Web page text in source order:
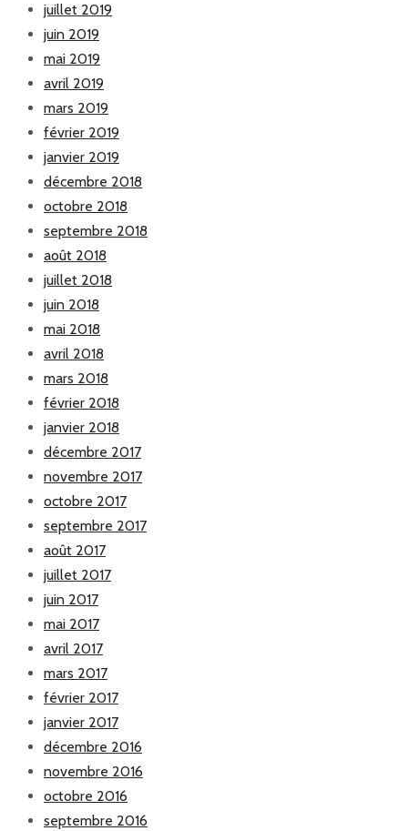
juillet 2019
juin 2019
mai 2019
avril 2019
mars 2019
février 2019
janvier 2019
décembre 2018
octobre 2018
septembre 2018
août 2018
juillet 2018
juin 2018
mai 2018
avril 2018
mars 2018
février 2018
janvier 2018
décembre 2017
novembre 2017
octobre 2017
septembre 2017
août 2017
juillet 2017
juin 2017
mai 2017
avril 2017
mars 2017
février 2017
janvier 2017
décembre 2016
novembre 2016
octobre 2016
septembre 2016